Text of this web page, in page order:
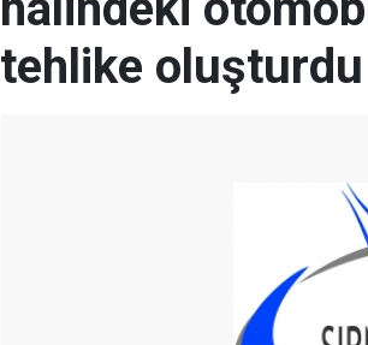
tehlike oluşturdu